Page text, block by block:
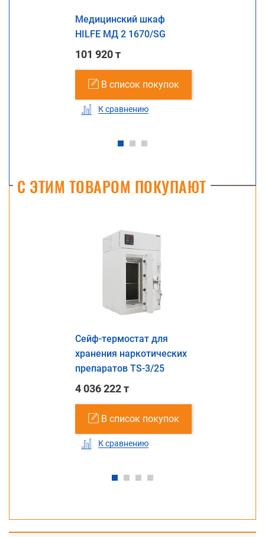
Медицинский шкаф
HILFE МД 2 1670/SG
101 920 т
В список покупок
К сравнению
С ЭТИМ ТОВАРОМ ПОКУПАЮТ
Сейф-термостат для
хранения наркотических
препаратов TS-3/25
4 036 222 т
В список покупок
К сравнению